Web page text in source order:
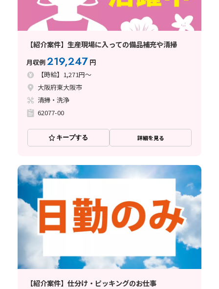
【紹介案件】生産現場に入っての備品補充や清掃
月収例219,247 円
【時給】1,271円～
大阪府東大阪市
清掃・洗浄
62077-00
キープする 詳細を見る
【紹介案件】仕分け・ピッキングのお仕事